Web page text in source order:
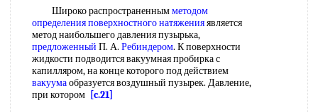
Широко распространеннымметодом
определения поверхностного натяженияявляется
метод наибольшего давления пузырька,
предложенный П. А. Ребиндером. К поверхности
жидкости подводится вакуумная пробирка с
капилляром, на конце которого под действием
вакуумаобразуется воздушный пузырек. Давление,
при котором [c.21]